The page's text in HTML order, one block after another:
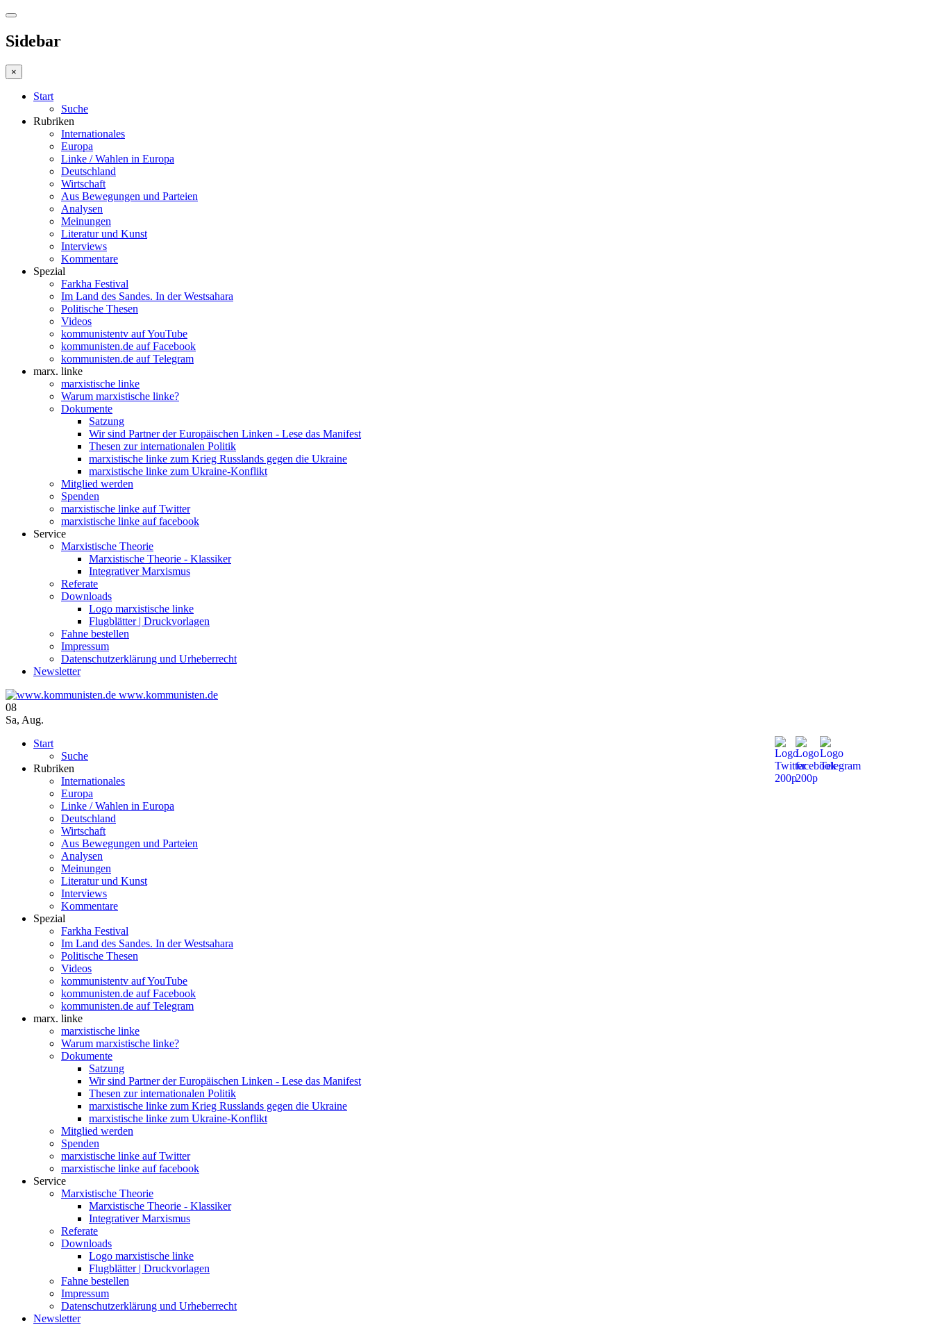
Sidebar
×
Start
Suche
Rubriken
Internationales
Europa
Linke / Wahlen in Europa
Deutschland
Wirtschaft
Aus Bewegungen und Parteien
Analysen
Meinungen
Literatur und Kunst
Interviews
Kommentare
Spezial
Farkha Festival
Im Land des Sandes. In der Westsahara
Politische Thesen
Videos
kommunistentv auf YouTube
kommunisten.de auf Facebook
kommunisten.de auf Telegram
marx. linke
marxistische linke
Warum marxistische linke?
Dokumente
Satzung
Wir sind Partner der Europäischen Linken - Lese das Manifest
Thesen zur internationalen Politik
marxistische linke zum Krieg Russlands gegen die Ukraine
marxistische linke zum Ukraine-Konflikt
Mitglied werden
Spenden
marxistische linke auf Twitter
marxistische linke auf facebook
Service
Marxistische Theorie
Marxistische Theorie - Klassiker
Integrativer Marxismus
Referate
Downloads
Logo marxistische linke
Flugblätter | Druckvorlagen
Fahne bestellen
Impressum
Datenschutzerklärung und Urheberrecht
Newsletter
www.kommunisten.de
08
Sa, Aug.
Start
Suche
Rubriken
Internationales
Europa
Linke / Wahlen in Europa
Deutschland
Wirtschaft
Aus Bewegungen und Parteien
Analysen
Meinungen
Literatur und Kunst
Interviews
Kommentare
Spezial
Farkha Festival
Im Land des Sandes. In der Westsahara
Politische Thesen
Videos
kommunistentv auf YouTube
kommunisten.de auf Facebook
kommunisten.de auf Telegram
marx. linke
marxistische linke
Warum marxistische linke?
Dokumente
Satzung
Wir sind Partner der Europäischen Linken - Lese das Manifest
Thesen zur internationalen Politik
marxistische linke zum Krieg Russlands gegen die Ukraine
marxistische linke zum Ukraine-Konflikt
Mitglied werden
Spenden
marxistische linke auf Twitter
marxistische linke auf facebook
Service
Marxistische Theorie
Marxistische Theorie - Klassiker
Integrativer Marxismus
Referate
Downloads
Logo marxistische linke
Flugblätter | Druckvorlagen
Fahne bestellen
Impressum
Datenschutzerklärung und Urheberrecht
Newsletter